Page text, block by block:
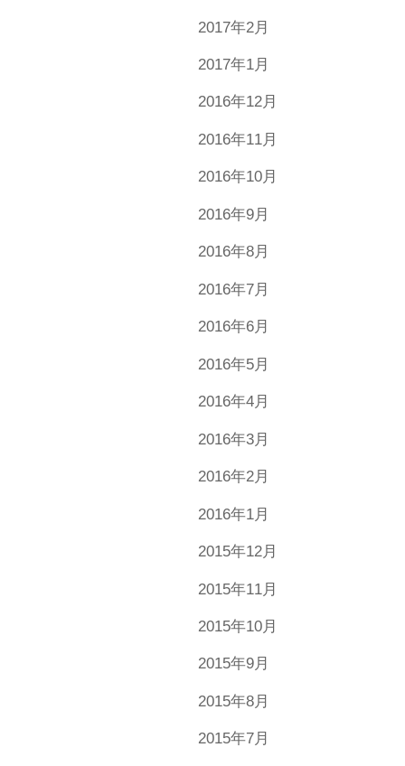
2017年2月
2017年1月
2016年12月
2016年11月
2016年10月
2016年9月
2016年8月
2016年7月
2016年6月
2016年5月
2016年4月
2016年3月
2016年2月
2016年1月
2015年12月
2015年11月
2015年10月
2015年9月
2015年8月
2015年7月